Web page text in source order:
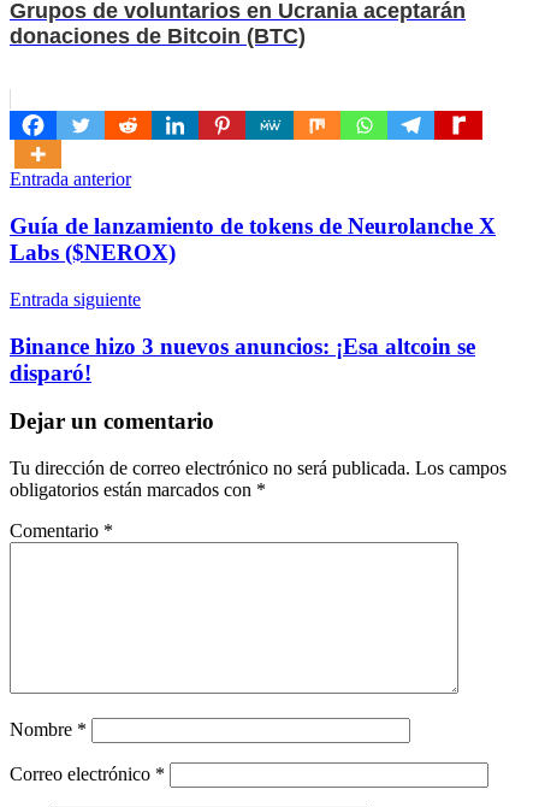
Grupos de voluntarios en Ucrania aceptarán
donaciones de Bitcoin (BTC)
Navegación
de
entradas
Entrada anterior
Guía de lanzamiento de tokens de Neurolanche X
Labs ($NEROX)
Entrada siguiente
Binance hizo 3 nuevos anuncios: ¡Esa altcoin se
disparó!
Dejar un comentario
Tu dirección de correo electrónico no será publicada. Los campos
obligatorios están marcados con *
Comentario *
Nombre *
Correo electrónico *